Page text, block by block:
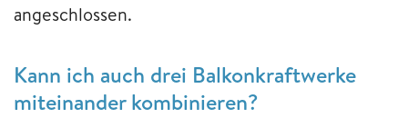
angeschlossen.
Kann ich auch drei Balkonkraftwerke
miteinander kombinieren?